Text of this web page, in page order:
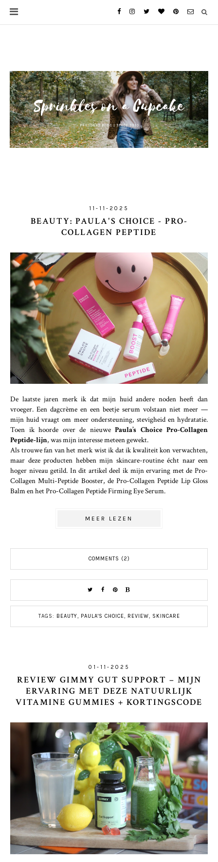
11-11-2025
BEAUTY: PAULA'S CHOICE - PRO-
COLLAGEN PEPTIDE
De laatste jaren merk ik dat mijn huid andere noden heeft dan
vroeger. Een dagcrème en een beetje serum volstaan niet meer —
mijn huid vraagt om meer ondersteuning, stevigheid en hydratatie.
Toen ik hoorde over de nieuwe Paula’s Choice Pro-Collagen
Peptide-lijn, was mijn interesse meteen gewekt.
Als trouwe fan van het merk wist ik dat ik kwaliteit kon verwachten,
maar deze producten hebben mijn skincare-routine écht naar een
hoger niveau getild. In dit artikel deel ik mijn ervaring met de Pro-
Collagen Multi-Peptide Booster, de Pro-Collagen Peptide Lip Gloss
Balm en het Pro-Collagen Peptide Firming Eye Serum.
MEER LEZEN
COMMENTS (2)
TAGS: BEAUTY, PAULA'S CHOICE, REVIEW, SKINCARE
01-11-2025
REVIEW GIMMY GUT SUPPORT – MIJN
ERVARING MET DEZE NATUURLIJK
VITAMINE GUMMIES + KORTINGSCODE